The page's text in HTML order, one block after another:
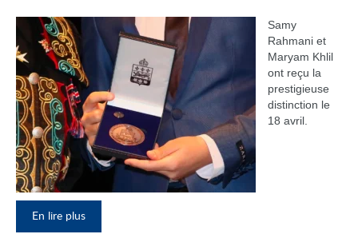
Samy
Rahmani et
Maryam Khlil
ont reçu la
prestigieuse
distinction le
18 avril.
En lire plus